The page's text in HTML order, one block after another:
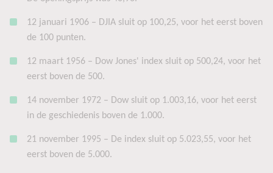
12 januari 1906 – DJIA sluit op 100,25, voor het eerst boven
de 100 punten.
12 maart 1956 – Dow Jones' index sluit op 500,24, voor het
eerst boven de 500.
14 november 1972 – Dow sluit op 1.003,16, voor het eerst
in de geschiedenis boven de 1.000.
21 november 1995 – De index sluit op 5.023,55, voor het
eerst boven de 5.000.